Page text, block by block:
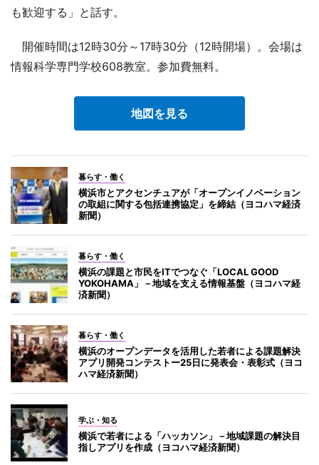
も歓迎する」と話す。
開催時間は12時30分～17時30分（12時開場）。会場は
情報科学専門学校608教室。参加費無料。
地図を見る
暮らす・働く
横浜市とアクセンチュアが「オープンイノベーション
の取組に関する包括連携協定」を締結（ヨコハマ経済
新聞）
暮らす・働く
横浜の課題と市民をITでつなぐ「LOCAL GOOD
YOKOHAMA」－地域を支える情報基盤（ヨコハマ経
済新聞）
暮らす・働く
横浜のオープンデータを活用した若者による課題解決
アプリ開発コンテストー25日に発表会・表彰式（ヨコ
ハマ経済新聞）
学ぶ・知る
横浜で若者による「ハッカソン」－地域課題の解決目
指しアプリを作成（ヨコハマ経済新聞）